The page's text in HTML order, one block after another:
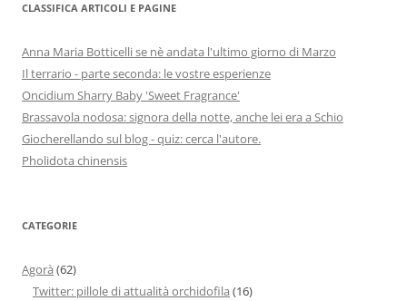
CLASSIFICA ARTICOLI E PAGINE
Anna Maria Botticelli se nè andata l'ultimo giorno di Marzo
Il terrario - parte seconda: le vostre esperienze
Oncidium Sharry Baby 'Sweet Fragrance'
Brassavola nodosa: signora della notte, anche lei era a Schio
Giocherellando sul blog - quiz: cerca l'autore.
Pholidota chinensis
CATEGORIE
Agorà (62)
Twitter: pillole di attualità orchidofila (16)